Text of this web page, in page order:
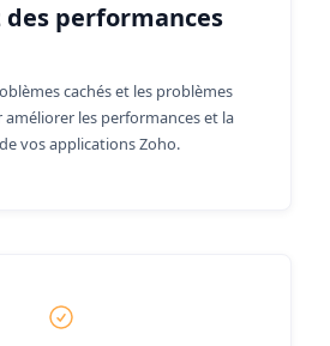
des performances
cachés et les problèmes
les performances et la
vos applications Zoho.